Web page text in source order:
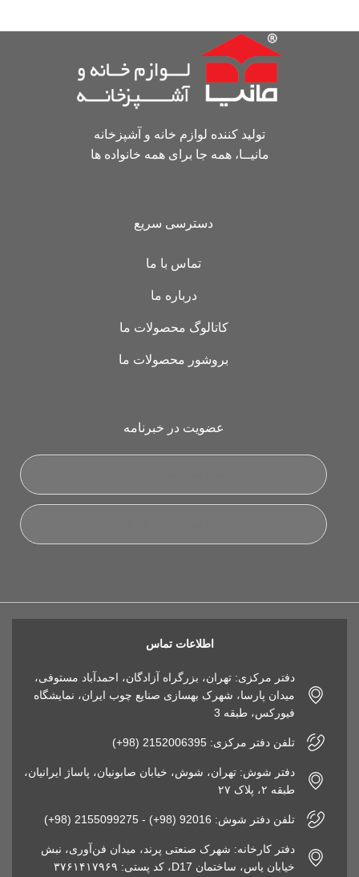
تولید کننده لوازم خانه و آشپزخانه
مانیــا، همه جا برای همه خانواده ها
دسترسی سریع
تماس با ما
درباره ما
کاتالوگ محصولات ما
بروشور محصولات ما
عضویت در خبرنامه
اطلاعات تماس
دفتر مرکزی: تهران، بزرگراه آزادگان، احمدآباد مستوفی،
میدان پارسا، شهرک بهسازی صنایع چوب ایران، نمایشگاه
فیورکس، طبقه 3
تلفن دفتر مرکزی: 2152006395 (98+)
دفتر شوش: تهران، شوش، خیابان صابونیان، پاساژ ایرانیان،
طبقه ۲، پلاک ۲۷
تلفن دفتر شوش: 92016 (98+) - 2155099275 (98+)
دفتر کارخانه: شهرک صنعتی پرند، میدان فن‌آوری، نبش
خیابان یاس، ساختمان D17، کد پستی: ۳۷۶۱۴۱۷۹۶۹